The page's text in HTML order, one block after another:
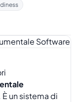
un sistema di